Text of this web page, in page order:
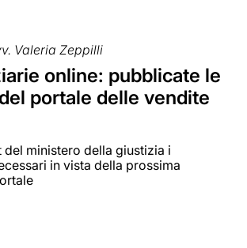
Valeria Zeppilli
online: pubblicate le
portale delle vendite
del ministero della giustizia i
in vista della prossima